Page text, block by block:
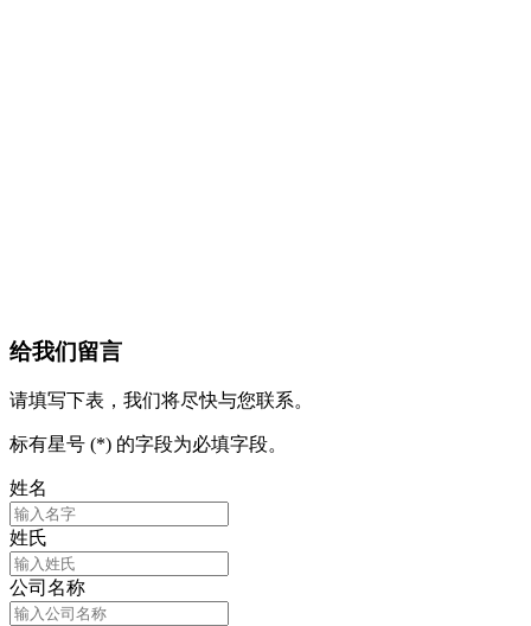
给我们留言
请填写下表，我们将尽快与您联系。
标有星号 (*) 的字段为必填字段。
姓名
姓氏
公司名称